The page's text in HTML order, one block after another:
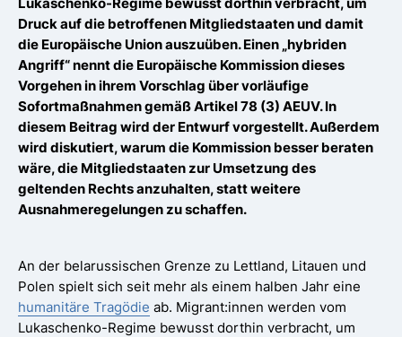
Druck auf die betroffenen Mitgliedstaaten und damit
die Europäische Union auszuüben. Einen „hybriden
Angriff“ nennt die Europäische Kommission dieses
Vorgehen in ihrem Vorschlag über vorläufige
Sofortmaßnahmen gemäß Artikel 78 (3) AEUV. In
diesem Beitrag wird der Entwurf vorgestellt. Außerdem
wird diskutiert, warum die Kommission besser beraten
wäre, die Mitgliedstaaten zur Umsetzung des
geltenden Rechts anzuhalten, statt weitere
Ausnahmeregelungen zu schaffen.
An der belarussischen Grenze zu Lettland, Litauen und
Polen spielt sich seit mehr als einem halben Jahr eine
humanitäre Tragödie ab. Migrant:innen werden vom
Lukaschenko-Regime bewusst dorthin verbracht, um